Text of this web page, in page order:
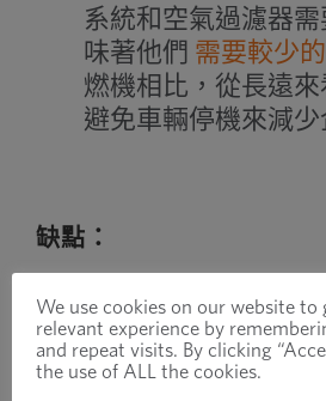
系統和空氣過濾器
味著他們 需要較少
燃機相比，從長遠
避免車輛停機來減少
缺點：
里程焦慮： 這平均
只能行駛約 194 英里
We use cookies on our website to
relevant experience by
and repeat visits. By clicking
the use of ALL the cookies.